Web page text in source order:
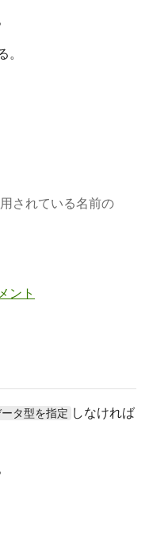
されている名前の
ント
タ型を指定 しなければ